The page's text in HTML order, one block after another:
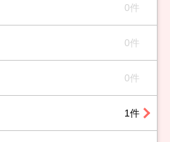
0件
0件
0件
1件